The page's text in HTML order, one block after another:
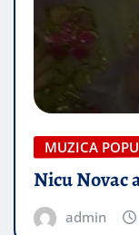
MUZICA
Nicu Novac
admin